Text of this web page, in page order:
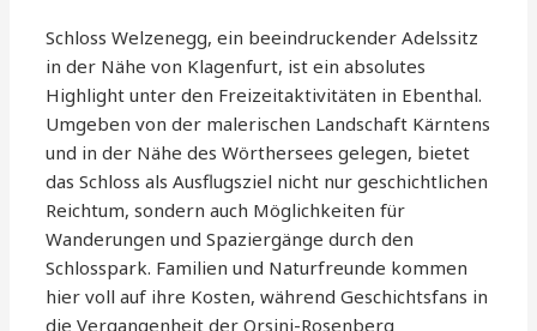
Schloss Welzenegg, ein beeindruckender Adelssitz
in der Nähe von Klagenfurt, ist ein absolutes
Highlight unter den Freizeitaktivitäten in Ebenthal.
Umgeben von der malerischen Landschaft Kärntens
und in der Nähe des Wörthersees gelegen, bietet
das Schloss als Ausflugsziel nicht nur geschichtlichen
Reichtum, sondern auch Möglichkeiten für
Wanderungen und Spaziergänge durch den
Schlosspark. Familien und Naturfreunde kommen
hier voll auf ihre Kosten, während Geschichtsfans in
die Vergangenheit der Orsini-Rosenberg